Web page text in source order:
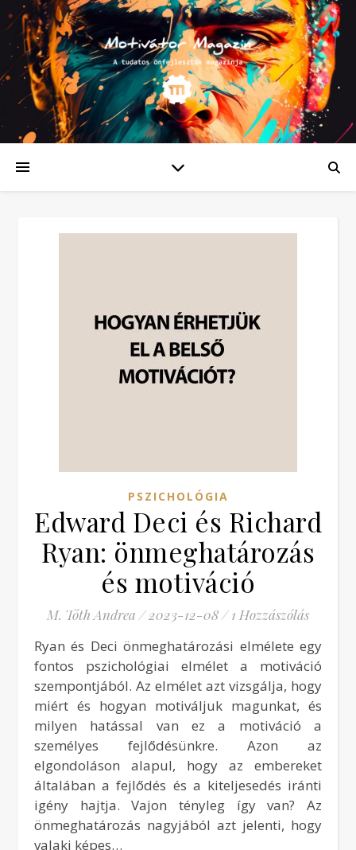
PSZICHOLÓGIA
Edward Deci és Richard
Ryan: önmeghatározás
és motiváció
M. Tóth Andrea / 2023-12-08/ 1 Hozzászólás
Ryan és Deci önmeghatározási elmélete egy
fontos pszichológiai elmélet a motiváció
szempontjából. Az elmélet azt vizsgálja, hogy
miért és hogyan motiváljuk magunkat, és
milyen hatással van ez a motiváció a
személyes fejlődésünkre. Azon az
elgondoláson alapul, hogy az embereket
általában a fejlődés és a kiteljesedés iránti
igény hajtja. Vajon tényleg így van? Az
önmeghatározás nagyjából azt jelenti, hogy
valaki képes…